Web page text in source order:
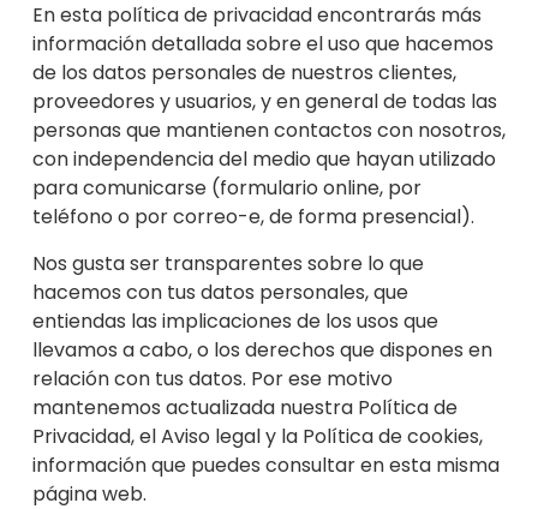
En esta política de privacidad encontrarás más
información detallada sobre el uso que hacemos
de los datos personales de nuestros clientes,
proveedores y usuarios, y en general de todas las
personas que mantienen contactos con nosotros,
con independencia del medio que hayan utilizado
para comunicarse (formulario online, por
teléfono o por correo-e, de forma presencial).
Nos gustaser transparentes sobre lo que
hacemos con tus datos personales, que
entiendas las implicaciones de los usos que
llevamos a cabo, o los derechos que dispones en
relación con tus datos. Por ese motivo
mantenemos actualizada nuestra Política de
Privacidad,el Aviso legal y la Política de cookies,
información que puedes consultar en esta misma
página web.